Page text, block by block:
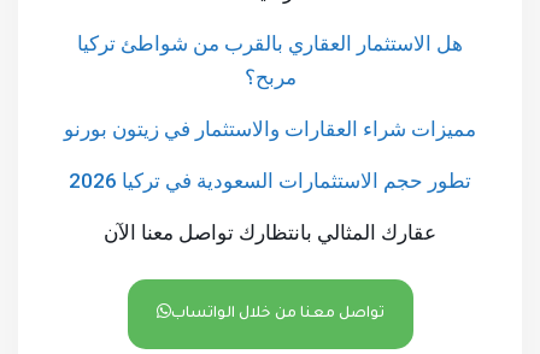
هل الاستثمار العقاري بالقرب من شواطئ تركيا
مربح؟
مميزات شراء العقارات والاستثمار في زيتون بورنو
تطور حجم الاستثمارات السعودية في تركيا 2026
عقارك المثالي بانتظارك تواصل معنا الآن
تواصل معنا من خلال الواتساب